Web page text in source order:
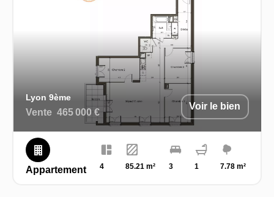
Lyon 9ème
Vente 465 000 €
Voir le bien
Appartement 4 85.21 m² 3 1 7.78 m²